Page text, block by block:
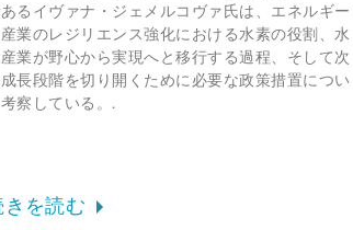
るイヴァナ・ジェメルコヴァ氏は、エネルギー
業のレジリエンス強化における水素の役割、水
業が野心から実現へと移行する過程、そして次
長段階を切り開くために必要な政策措置につい
察している。.
きを読む